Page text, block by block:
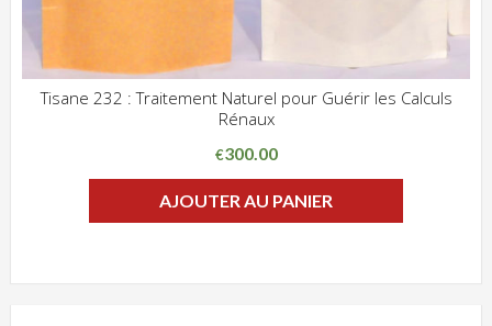
Tisane 232 : Traitement Naturel pour Guérir les Calculs
Rénaux
€300.00
AJOUTER AU PANIER